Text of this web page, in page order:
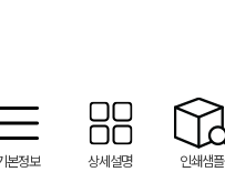
본정보 상세설명 인쇄샘플